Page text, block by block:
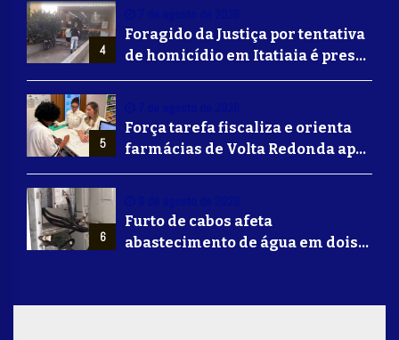
4
Foragido da Justiça por tentativa
de homicídio em Itatiaia é preso
em Volta Redonda
5
Força tarefa fiscaliza e orienta
farmácias de Volta Redonda após
alerta de falsificação de
6
Furto de cabos afeta
abastecimento de água em dois